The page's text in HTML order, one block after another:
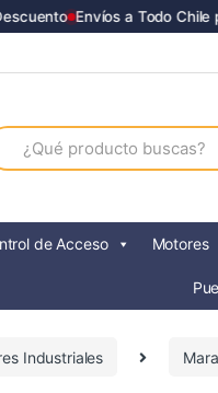
Envíos a Todo Chile
de Acceso Motores
Industriales